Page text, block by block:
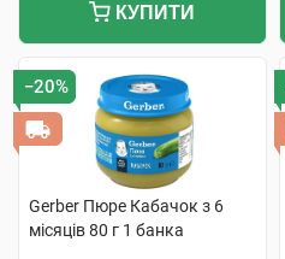
КУПИТИ
−20%
Gerber Пюре Кабачок з 6
місяців 80 г 1 банка